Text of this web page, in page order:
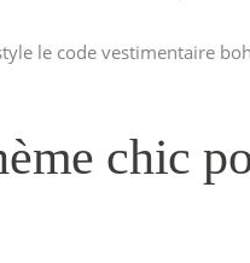
le code vestimentaire
chic